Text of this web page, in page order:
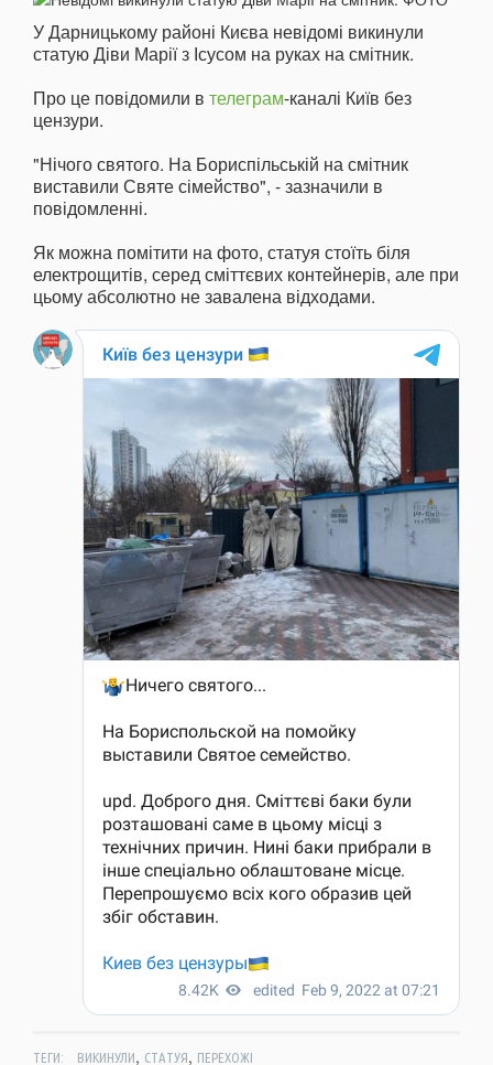
У Дарницькому районі Києва невідомі викинули
статую Діви Марії з Ісусом на руках на смітник.
Про це повідомили в телеграм-каналі Київ без
цензури.
"Нічого святого. На Бориспільській на смітник
виставили Святе сімейство", - зазначили в
повідомленні.
Як можна помітити на фото, статуя стоїть біля
електрощитів, серед сміттєвих контейнерів, але при
цьому абсолютно не завалена відходами.
ТЕГИ: ВИКИНУЛИ, СТАТУЯ, ПЕРЕХОЖІ